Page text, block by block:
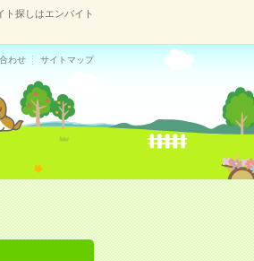
探しはエンバイト
わせ サイトマップ